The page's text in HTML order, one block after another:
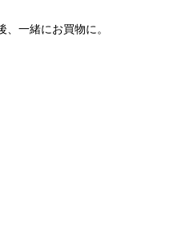
一緒にお買物に。